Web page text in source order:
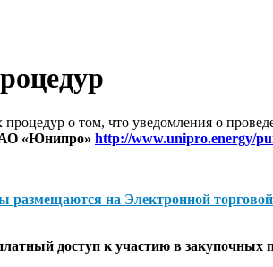
о том, что уведомления о
«Юнипро» http://www.unipro.energy/
размещаются на Электронной
доступ к участию в закупочных